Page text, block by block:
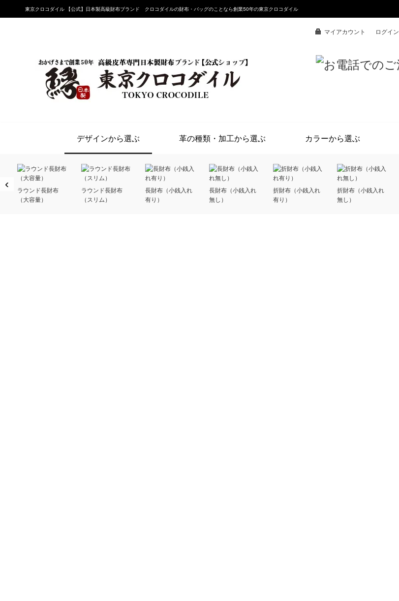
東京クロコダイル 【公式】日本製高級財布ブランド クロコダイルの財布・バッグのことなら創業50年の東京クロコダイル
マイアカウント ログイン
デザインから選ぶ 革の種類・加工から選ぶ カラーから選ぶ
‹
ラウンド長財布
（大容量）
ラウンド長財布
（スリム）
長財布（小銭入れ
有り）
長財布（小銭入れ
無し）
折財布（小銭入れ
有り）
折財布（小銭入れ
無し）